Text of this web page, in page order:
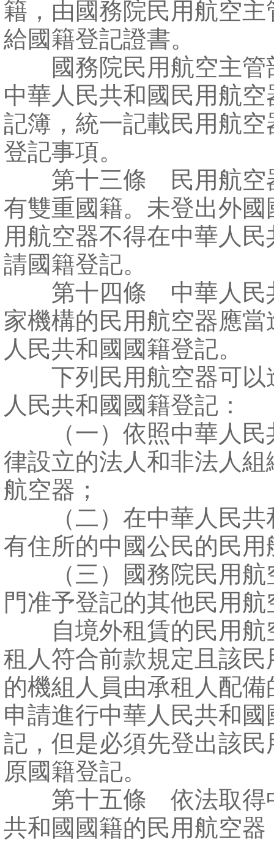
籍，由國務院民用航空主
給國籍登記證書。
國務院民用航空主管
中華人民共和國民用航空
記簿，統一記載民用航空
登記事項。
第十三條 民用航空
有雙重國籍。未登出外國
用航空器不得在中華人民
請國籍登記。
第十四條 中華人民
家機構的民用航空器應當
人民共和國國籍登記。
下列民用航空器可以
人民共和國國籍登記：
（一）依照中華人民
律設立的法人和非法人組
航空器；
（二）在中華人民共
有住所的中國公民的民用
（三）國務院民用航
門准予登記的其他民用航
自境外租賃的民用航
租人符合前款規定且該民
的機組人員由承租人配備
申請進行中華人民共和國
記，但是必須先登出該民
原國籍登記。
第十五條 依法取得
共和國國籍的民用航空器